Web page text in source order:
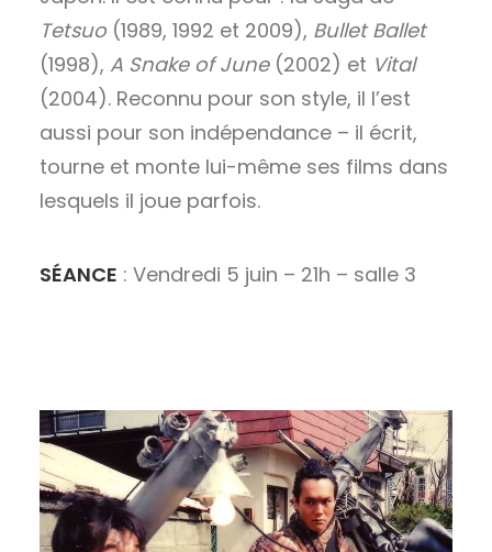
Tetsuo (1989, 1992 et 2009), Bullet Ballet
(1998), A Snake of June(2002) et Vital
(2004). Reconnu pour son style, il l’est
aussi pour son indépendance – il écrit,
tourne et monte lui-même ses films dans
lesquels il joue parfois.
SÉANCE : Vendredi 5 juin – 21h – salle 3